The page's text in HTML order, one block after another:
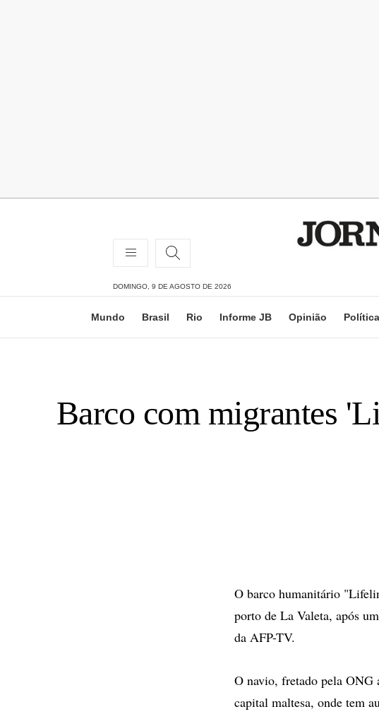
DOMINGO, 9 DE AGOSTO DE 2026
Mundo Brasil Rio Informe JB Opinião Política
Barco com migrantes
O barco humanitário
porto de La Valeta, após
da AFP-TV.
O navio, fretado pela ONG
capital maltesa, onde tem